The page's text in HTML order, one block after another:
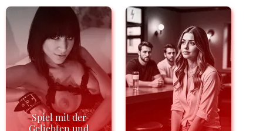
Spiel mit der